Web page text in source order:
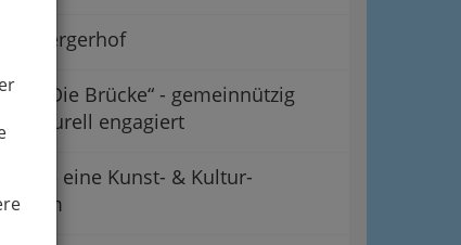
„Die Brücke“ - gemeinnützig
kulturell engagiert
– eine Kunst- & Kultur-